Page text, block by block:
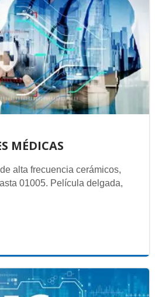
MÉDICAS
alta frecuencia cerámicos,
01005. Película delgada,